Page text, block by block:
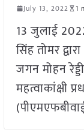
July 13, 2022 1
13 जुलाई
सिंह तोमर
जगन मोहन
महत्वाकांक्षी